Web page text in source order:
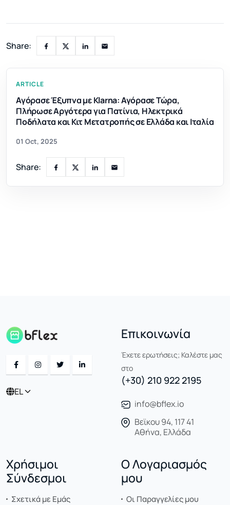
Share:
ARTICLE
Αγόρασε Έξυπνα με Klarna: Αγόρασε Τώρα,
Πλήρωσε Αργότερα για Πατίνια, Ηλεκτρικά
Ποδήλατα και Κιτ Μετατροπής σε Ελλάδα και Ιταλία
01 Oct, 2025
Share:
EL
Επικοινωνία
Έχετε ερωτήσεις; Καλέστε μας
στο
(+30) 210 922 2195
info@bflex.io
Βεϊκου 94, 117 41
Αθήνα, Ελλάδα
Χρήσιμοι
Σύνδεσμοι
Σχετικά με Εμάς
Ο Λογαριασμός
μου
Οι Παραγγελίες μου